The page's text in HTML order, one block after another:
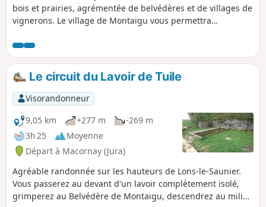
bois et prairies, agrémentée de belvédères et de villages de
vignerons. Le village de Montaigu vous permettra
de Lisle : poète, auteur de La Marseillaise, il y passa son
enfance et quelques années à partir de 1812 (Chemin de
Vatagna / Rue du 25 août 1944).Le sentier du solitaire a été
créé et est entretenu par un homme seul !
Le circuit du Lavoir de Tuile
Visorandonneur
9,05 km
+277 m
-269 m
3h 25
Moyenne
Départ à Macornay (Jura)
Agréable randonnée sur les hauteurs de Lons-le-Saunier.
Vous passerez au devant d'un lavoir complètement isolé,
grimperez au Belvédère de Montaigu, descendrez au milieu